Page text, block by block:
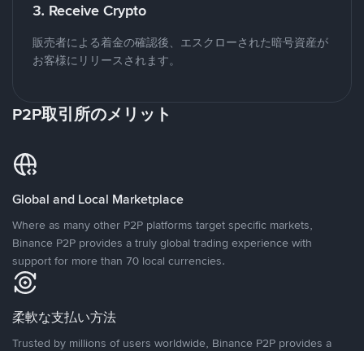
3. Receive Crypto
販売者による着金の確認後、エスクローされた暗号資産が
お客様にリリースされます。
P2P取引所のメリット
Global and Local Marketplace
Where as many other P2P platforms target specific markets,
Binance P2P provides a truly global trading experience with
support for more than 70 local currencies.
柔軟な支払い方法
Trusted by millions of users worldwide, Binance P2P provides a